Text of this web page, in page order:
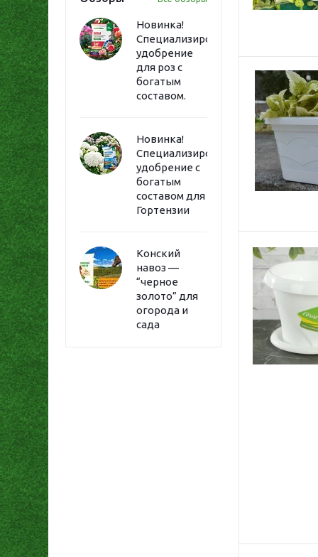
Новинка!
Специализированное
удобрение
для роз с
богатым
составом.
Новинка!
Специализированное
удобрение с
богатым
составом для
Гортензии
Конский
навоз —
“черное
золото” для
огорода и
сада